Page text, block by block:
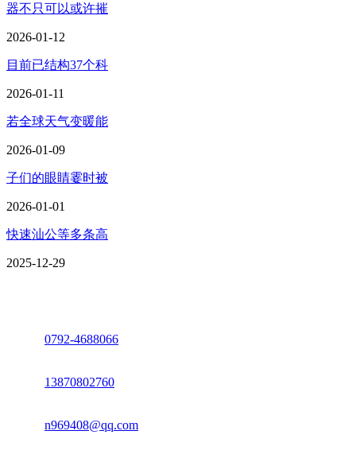
器不只可以或许摧
2026-01-12
目前已结构37个科
2026-01-11
若全球天气变暖能
2026-01-09
子们的眼睛霎时被
2026-01-01
快速汕公等多条高
2025-12-29
0792-4688066
13870802760
n969408@qq.com